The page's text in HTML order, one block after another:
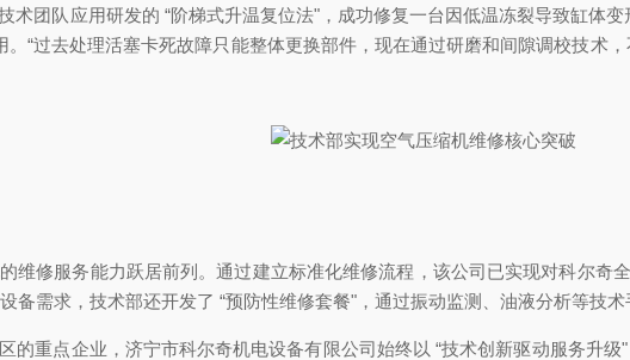
术团队应用研发的 “阶梯式升温复位法"，成功修复一台因低温冻裂导致缸体
“过去处理活塞卡死故障只能整体更换部件，现在通过研磨和间隙调校技术
维修服务能力跃居前列。通过建立标准化维修流程，该公司已实现对科尔奇
备需求，技术部还开发了 “预防性维修套餐"，通过振动监测、油液分析等技
的重点企业，济宁市科尔奇机电设备有限公司始终以 “技术创新驱动服务升